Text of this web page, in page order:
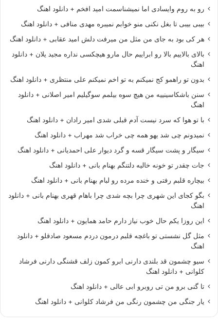
رو به روم وایسادی اما نمیشناسمت امید افخم + دانلود اهنگ
بیبی بیبی تا بغل نکنی منو خوابم نمیبره مهدی منافی + دانلود اهنگ
هر کی بود به جای من مثل من میرفت دلش امید عقابی + دانلود اهنگ
بالای بالاییم بالا رو ابراییم حال مارو هیچکسی نداره مجید یلان + دانلود
اهنگ
بدون تو راهمو کج نمیکنم به تو اخم نمیکنم علی منتظری + دانلود اهنگ
سنن باشکاسینییه من هیچ سوه بیلمم سوگیلیم امیر اصلانی + دانلود
اهنگ
با تو هوا که سرد نیست آدم قبلی شدی امیر رادان + دانلود اهنگ
نمیدونم چی شد یهو همه چی خراب شد مهراب + دانلود اهنگ
سیگار و پشت سیگار قسه و گرد دیوار علی احمدیانی + دانلود اهنگ
جات چقدر تو خونه خالیه دلتنگم بهنام بانی + دانلود اهنگ
بیچاره قلبم رفتی و خنده مرده رو لبام بهنام بانی + دانلود اهنگ
بگو کجای این شهری چرا بچه شدی چرا باهام قهری بهنام بانی + دانلود
اهنگ
این روزا یکم حال خوب نیاز دارم حامد همایون + دانلود اهنگ
مثل گل نشستی تو باغچه قلبم درمون دردم مسعود صادقلو + دانلود
اهنگ
سیو چشمون قد بلندی دارنی ابرو کمون زلف قشنگی دارنی فرشاد
کلوانی + دانلود اهنگ
تا گنی برو من تی روبرو ابی عالی + دانلود اهنگ
یار جنگی من چشمون رنگی من فرشاد کلوانی + دانلود اهنگ